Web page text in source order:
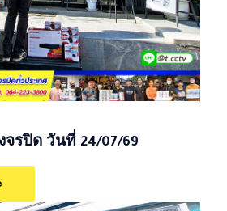
จรปิด วันที่ 24/07/69